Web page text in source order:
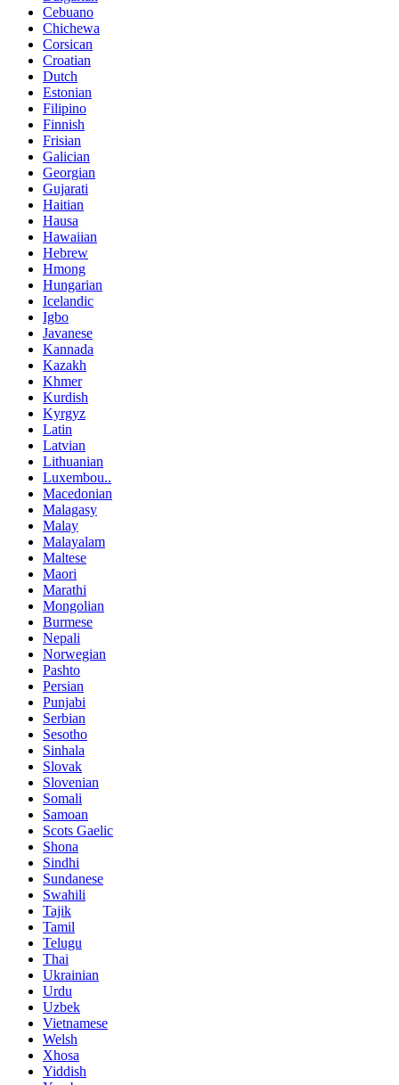
Cebuano
Chichewa
Corsican
Croatian
Dutch
Estonian
Filipino
Finnish
Frisian
Galician
Georgian
Gujarati
Haitian
Hausa
Hawaiian
Hebrew
Hmong
Hungarian
Icelandic
Igbo
Javanese
Kannada
Kazakh
Khmer
Kurdish
Kyrgyz
Latin
Latvian
Lithuanian
Luxembou..
Macedonian
Malagasy
Malay
Malayalam
Maltese
Maori
Marathi
Mongolian
Burmese
Nepali
Norwegian
Pashto
Persian
Punjabi
Serbian
Sesotho
Sinhala
Slovak
Slovenian
Somali
Samoan
Scots Gaelic
Shona
Sindhi
Sundanese
Swahili
Tajik
Tamil
Telugu
Thai
Ukrainian
Urdu
Uzbek
Vietnamese
Welsh
Xhosa
Yiddish